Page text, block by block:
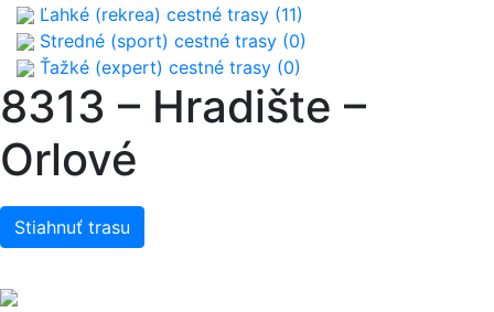
Ľahké (rekrea) cestné trasy (11)
Stredné (sport) cestné trasy (0)
Ťažké (expert) cestné trasy (0)
8313 – Hradište –
Orlové
Stiahnuť trasu